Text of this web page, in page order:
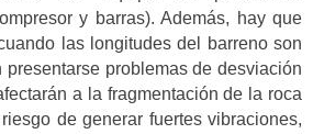
y barras). Además, hay que
las longitudes del barreno son
presentarse problemas de desviación
a la fragmentación de la roca
de generar fuertes vibraciones,